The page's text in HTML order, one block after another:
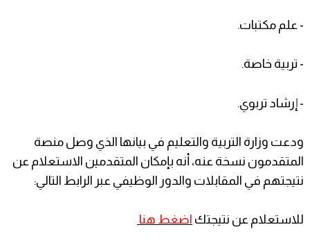
- علم مكتبات.
- تربية خاصة.
- إرشاد تربوي.
ودعت وزارة التربية والتعليم في بيانها الذي وصل منصة
المتقدمون نسخة عنه، أنه بإمكان المتقدمين الاستعلام عن
نتيجتهم في المقابلات والدور الوظيفي عبر الرابط التالي:
للاستعلام عن نتيجتك اضغط هنا